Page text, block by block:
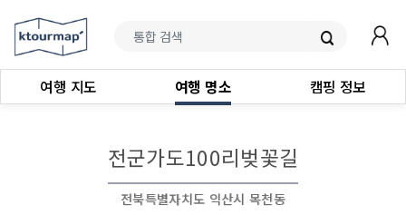
여행 지도 여행 명소 캠핑 정보
전군가도100리벚꽃길
전북특별자치도 익산시 목천동